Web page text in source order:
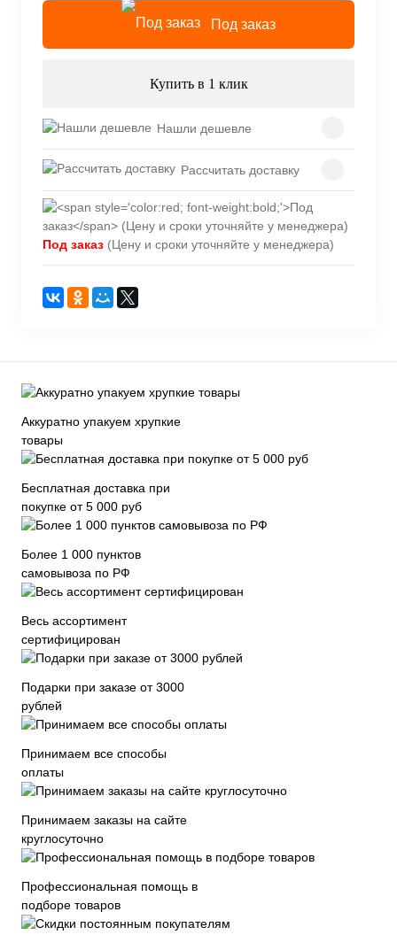
Под заказ
Купить в 1 клик
Нашли дешевле
Рассчитать доставку
Под заказ (Цену и сроки уточняйте у менеджера)
Аккуратно упакуем хрупкие
товары
Бесплатная доставка при
покупке от 5 000 руб
Более 1 000 пунктов
самовывоза по РФ
Весь ассортимент
сертифицирован
Подарки при заказе от 3000
рублей
Принимаем все способы
оплаты
Принимаем заказы на сайте
круглосуточно
Профессиональная помощь в
подборе товаров